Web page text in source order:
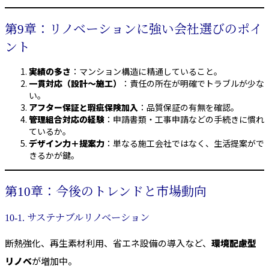
第9章：リノベーションに強い会社選びのポイ
ント
実績の多さ ：マンション構造に精通していること。
一貫対応（設計〜施工）
：責任の所在が明確でトラブルが少な
い。
アフター保証と瑕疵保険加入 ：品質保証の有無を確認。
管理組合対応の経験 ：申請書類・工事申請などの手続きに慣れ
ているか。
デザイン力＋提案力 ：単なる施工会社ではなく、生活提案がで
きるかが鍵。
第10章：今後のトレンドと市場動向
10-1. サステナブルリノベーション
断熱強化、再生素材利用、省エネ設備の導入など、 環境配慮型
リノベが増加中。